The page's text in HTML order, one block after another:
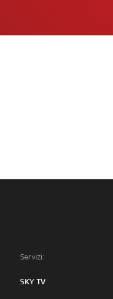
Servizi:
SKY TV